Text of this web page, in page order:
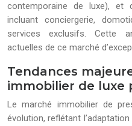
contemporaine de luxe), et
incluant conciergerie,
services exclusifs. Cette
actuelles de ce marché
Tendances
immobilier de luxe
Le marché immobilier de
évolution, reflétant